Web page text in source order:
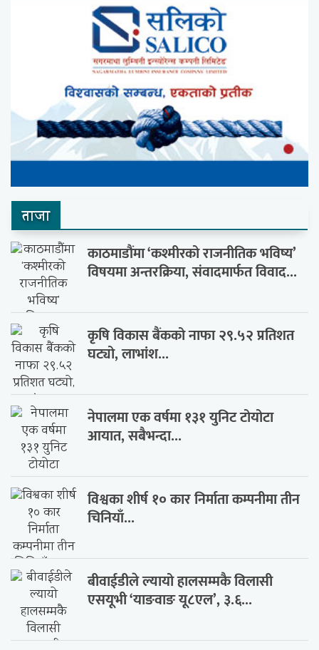
ताजा
काठमाडौंमा ‘कश्मीरको राजनीतिक भविष्य’
विषयमा अन्तरक्रिया, संवादमार्फत विवाद...
कृषि विकास बैंकको नाफा २९.५२ प्रतिशत
घट्यो, लाभांश...
नेपालमा एक वर्षमा १३१ युनिट टोयोटा
आयात, सबैभन्दा...
विश्वका शीर्ष १० कार निर्माता कम्पनीमा तीन
चिनियाँ...
बीवाईडीले ल्यायो हालसम्मकै विलासी
एसयूभी ‘याङवाङ यू८एल’, ३.६...